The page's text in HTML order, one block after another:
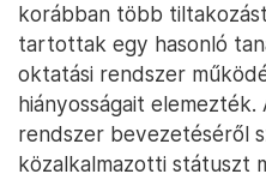
korábban több
tartottak egy hasonló
oktatási rendszer
hiányosságait
rendszer bevezetéséről
közalkalmazotti státuszt